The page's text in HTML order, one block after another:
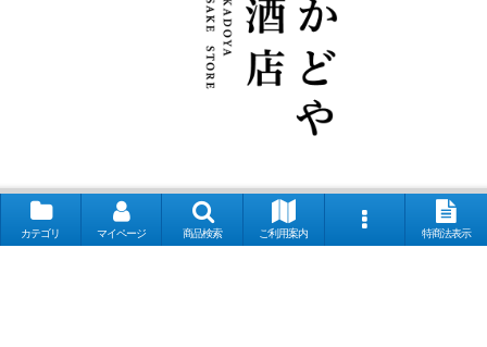
カテゴリ マイページ 商品検索 ご利用案内 特商法表示